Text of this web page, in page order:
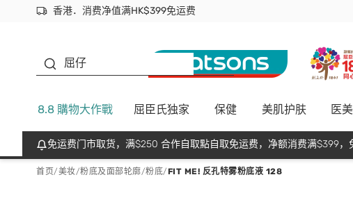
香港．消费净值满HK$399免运费
立即成为易赏钱会员尽享独家优惠
首次APP下单买满$450 输入 NEWAPP 即减$50
屈仔
8.8 購物大作戰 屈臣氏独家 保健 美肌护肤 医美
免运费门市取货，满$250 合作自取點自取免运费，净额消费满$399，
首页/美妆/粉底及面部轮廓/粉底/FIT ME! 反孔特雾粉底液 128